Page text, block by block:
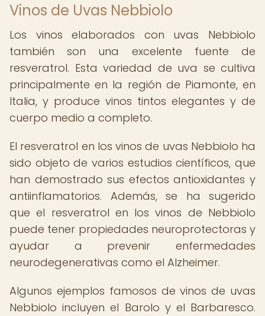
Vinos de Uvas Nebbiolo
Los vinos elaborados con uvas Nebbiolo
también son una excelente fuente de
resveratrol. Esta variedad de uva se cultiva
principalmente en la región de Piamonte, en
Italia, y produce vinos tintos elegantes y de
cuerpo medio a completo.
El resveratrol en los vinos de uvas Nebbiolo ha
sido objeto de varios estudios científicos, que
han demostrado sus efectos antioxidantes y
antiinflamatorios. Además, se ha sugerido
que el resveratrol en los vinos de Nebbiolo
puede tener propiedades neuroprotectoras y
ayudar a prevenir enfermedades
neurodegenerativas como el Alzheimer.
Algunos ejemplos famosos de vinos de uvas
Nebbiolo incluyen el Barolo y el Barbaresco.